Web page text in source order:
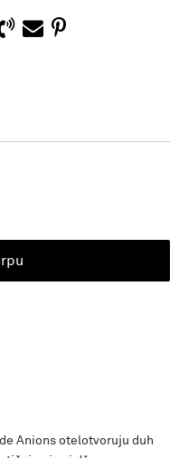
Anions otelotvoruju duh